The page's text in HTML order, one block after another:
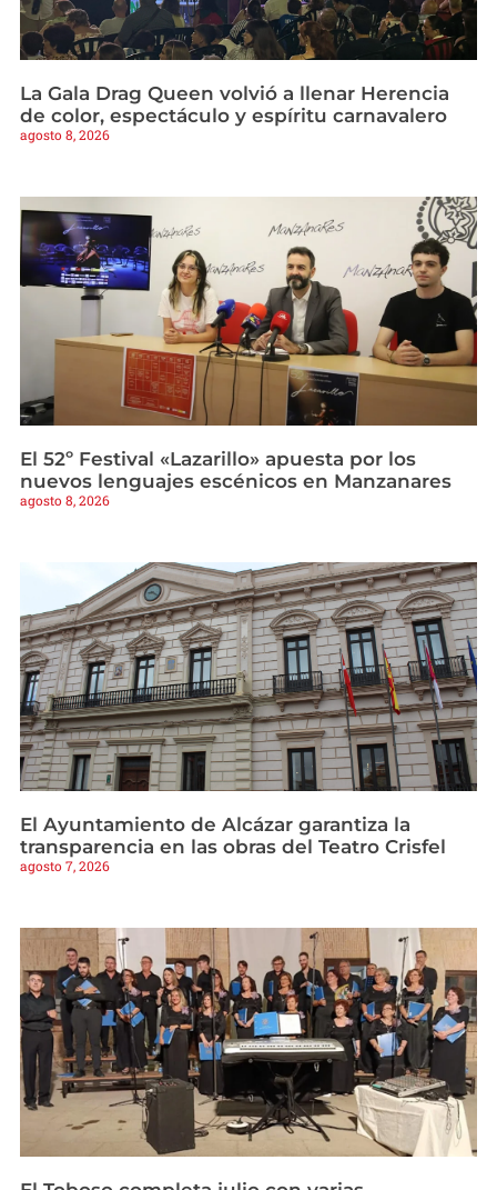
La Gala Drag Queen volvió a llenar Herencia
de color, espectáculo y espíritu carnavalero
agosto 8, 2026
El 52º Festival «Lazarillo» apuesta por los
nuevos lenguajes escénicos en Manzanares
agosto 8, 2026
El Ayuntamiento de Alcázar garantiza la
transparencia en las obras del Teatro Crisfel
agosto 7, 2026